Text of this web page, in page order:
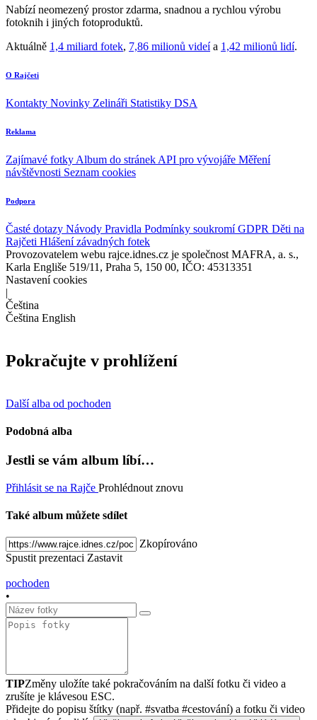
Nabízí neomezený prostor zdarma, snadnou a rychlou výrobu
fotoknih i jiných fotoproduktů.
Aktuálně 1,4 miliard fotek, 7,86 milionů videía 1,42 milionů lidí.
O Rajčeti
Kontakty Novinky Zelináři Statistiky DSA
Reklama
Zajímavé fotky Album do stránek API pro vývojáře Měření
návštěvnosti Seznam cookies
Podpora
Časté dotazy Návody Pravidla Podmínky soukromíGDPR Děti na
Rajčeti Hlášení závadných fotek
Provozovatelem webu rajce.idnes.cz je společnost MAFRA, a. s.,
Karla Engliše 519/11, Praha 5, 150 00, IČO: 45313351
Nastavení cookies
|
Čeština
Čeština English
Pokračujte v prohlížení
Další alba od pochoden
Podobná alba
Jestli se vám album líbí…
Přihlásit se na Rajče Prohlédnout znovu
Také album můžete sdílet
Zkopírováno
Spustit prezentaci Zastavit
pochoden
•
TIPZměny uložíte také pokračováním na další fotku či video a
zrušíte je klávesou ESC.
Přidejte do popisu štítky (např. #svatba #cestování) a fotku či video